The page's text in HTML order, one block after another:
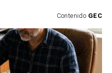
Contenido GEC